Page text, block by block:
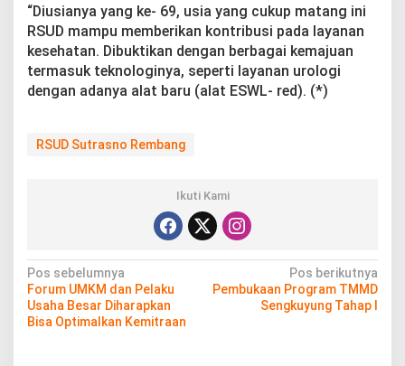
“Diusianya yang ke- 69, usia yang cukup matang ini
RSUD mampu memberikan kontribusi pada layanan
kesehatan. Dibuktikan dengan berbagai kemajuan
termasuk teknologinya, seperti layanan urologi
dengan adanya alat baru (alat ESWL- red). (*)
RSUD Sutrasno Rembang
Ikuti Kami
N
a
v
Pos sebelumnya
Forum UMKM dan Pelaku
Usaha Besar Diharapkan
Bisa Optimalkan Kemitraan
Pos berikutnya
Pembukaan Program TMMD
Sengkuyung Tahap I